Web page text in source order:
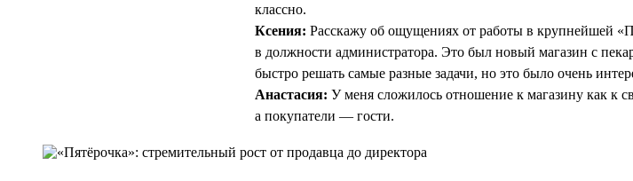
классно.
Ксения: Расскажу об ощущениях от работы в крупнейшей
в должности администратора. Это был новый магазин с
быстро решать самые разные задачи, но это было очень
Анастасия: У меня сложилось отношение к магазину как к
а покупатели — гости.